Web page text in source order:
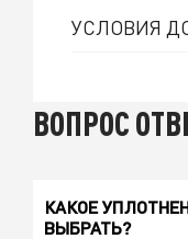
УСЛОВИЯ
ВОПРОС
КАКОЕ
ВЫБРАТЬ?